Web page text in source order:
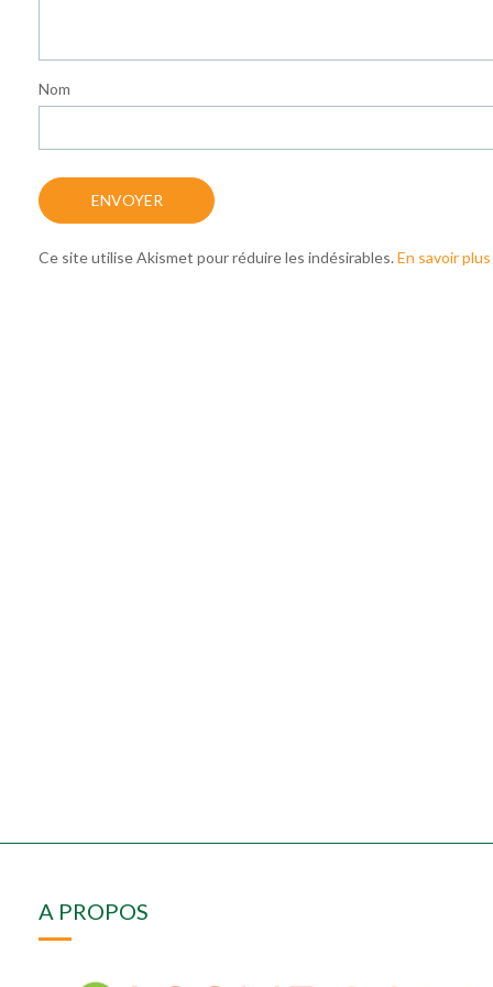
Nom
Ce site utilise Akismet pour réduire les indésirables. En savoir
A PROPOS